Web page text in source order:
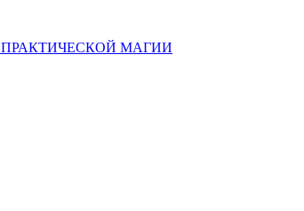
ПРАКТИЧЕСКОЙ МАГИИ